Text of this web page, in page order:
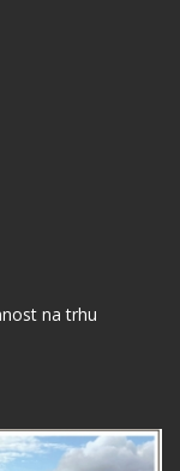
na trhu